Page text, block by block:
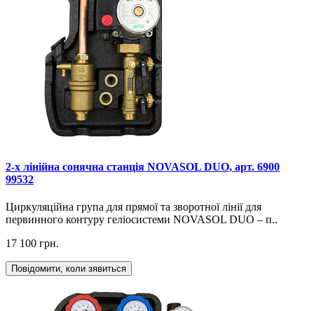
2-х лінійна сонячна станція NOVASOL DUO, арт. 6900
99532
Циркуляційна група для прямої та зворотної лінії для
первинного контуру геліосистеми NOVASOL DUO – п..
17 100 грн.
Повідомити, коли зявиться